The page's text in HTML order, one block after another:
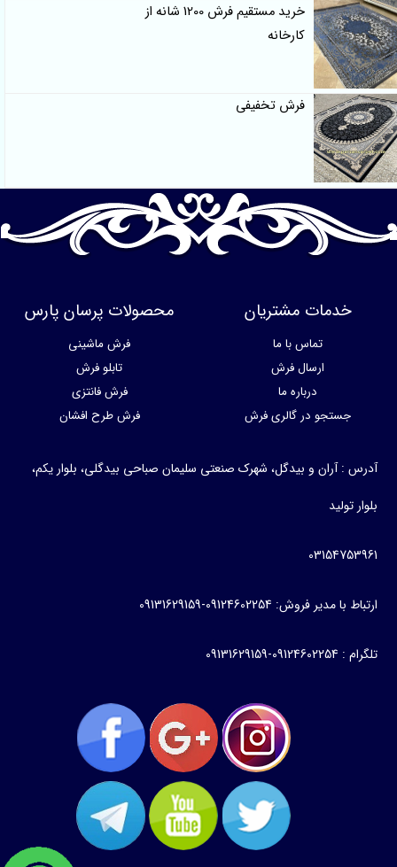
خرید مستقیم فرش 1200 شانه از
کارخانه
فرش تخفیفی
خدمات مشتریان
تماس با ما
ارسال فرش
درباره ما
جستجو در گالری فرش
محصولات پرسان پارس
فرش ماشینی
تابلو فرش
فرش فانتزی
فرش طرح افشان
آدرس : آران و بیدگل، شهرک صنعتی سلیمان صباحی بیدگلی، بلوار یکم،
بلوار تولید
03154753961
ارتباط با مدیر فروش: 09124602254-09131629159
تلگرام : 09124602254-09131629159